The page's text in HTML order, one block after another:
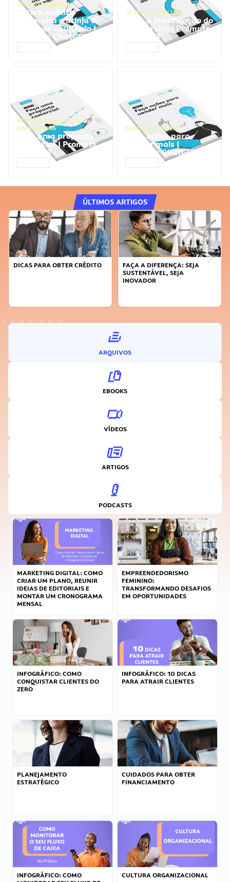
GESTÃO FINANCEIRA
Faça a análise
financeira e atinja o
ponto de equilíbrio |
Prompts ChatGPT
GESTÃO FINANCEIRA
Faça a precificação do
seu serviço | Prompts
ChatGPT
NEGÓCIOS, PROCESSOS
EMPRESARIAIS
Faça uma proposta
comercial | Prompts
ChatGPT
NEGÓCIOS, VENDAS
Faça ações para
vender mais |
Prompts ChatGPT
ÚLTIMOS ARTIGOS
DICAS PARA OBTER CRÉDITO
FAÇA A DIFERENÇA: SEJA
SUSTENTÁVEL, SEJA
INOVADOR
ARQUIVOS
EBOOKS
VÍDEOS
ARTIGOS
PODCASTS
MARKETING DIGITAL: COMO
CRIAR UM PLANO, REUNIR
IDEIAS DE EDITORIAIS E
MONTAR UM CRONOGRAMA
MENSAL
EMPREENDEDORISMO
FEMININO:
TRANSFORMANDO DESAFIOS
EM OPORTUNIDADES
INFOGRÁFICO: COMO
CONQUISTAR CLIENTES DO
ZERO
INFOGRÁFICO: 10 DICAS
PARA ATRAIR CLIENTES
PLANEJAMENTO
ESTRATÉGICO
CUIDADOS PARA OBTER
FINANCIAMENTO
INFOGRÁFICO: COMO
CULTURA ORGANIZACIONAL